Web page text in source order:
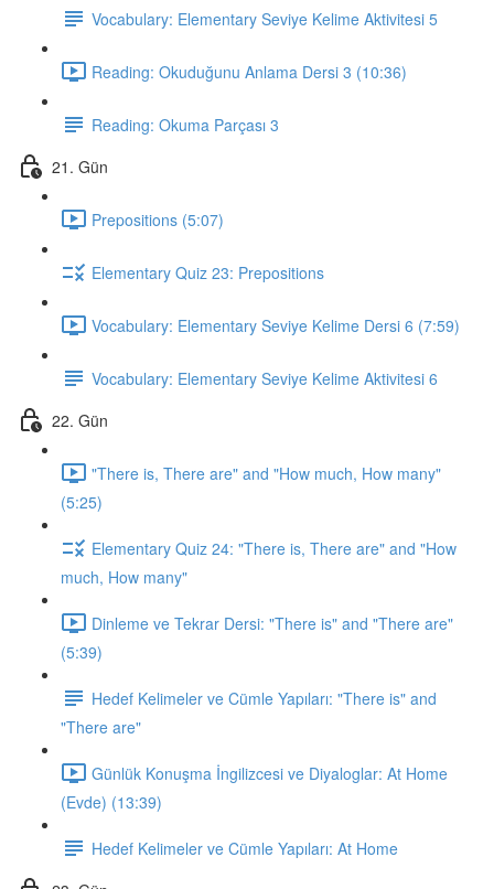
Vocabulary: Elementary Seviye Kelime Aktivitesi 5
Reading: Okuduğunu Anlama Dersi 3 (10:36)
Reading: Okuma Parçası 3
21. Gün
Prepositions (5:07)
Elementary Quiz 23: Prepositions
Vocabulary: Elementary Seviye Kelime Dersi 6 (7:59)
Vocabulary: Elementary Seviye Kelime Aktivitesi 6
22. Gün
"There is, There are" and "How much, How many"
(5:25)
Elementary Quiz 24: "There is, There are" and "How
much, How many"
Dinleme ve Tekrar Dersi: "There is" and "There are"
(5:39)
Hedef Kelimeler ve Cümle Yapıları: "There is" and
"There are"
Günlük Konuşma İngilizcesi ve Diyaloglar: At Home
(Evde) (13:39)
Hedef Kelimeler ve Cümle Yapıları: At Home